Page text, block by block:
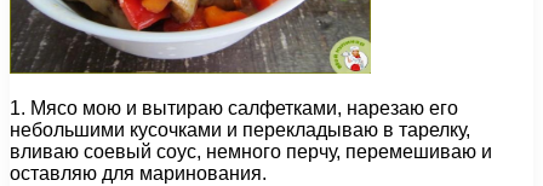
1. Мясо мою и вытираю салфетками, нарезаю его
небольшими кусочками и перекладываю в тарелку,
вливаю соевый соус, немного перчу, перемешиваю и
оставляю для маринования.